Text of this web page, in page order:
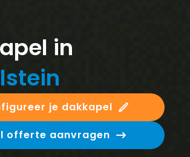
in
je dakkapel
offerte aanvragen